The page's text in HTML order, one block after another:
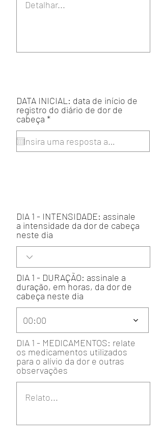
DATA INICIAL: data de início de
registro do diário de dor de
cabeça *r
u
i
DIA 1 - INTENSIDADE: assinale
a intensidade da dor de cabeça
neste dia
DIA 1 - DURAÇÃO: assinale a
duração, em horas, da dor de
cabeça neste dia
00:00
DIA 1 - MEDICAMENTOS: relate
os medicamentos utilizados
para o alívio da dor e outras
observações